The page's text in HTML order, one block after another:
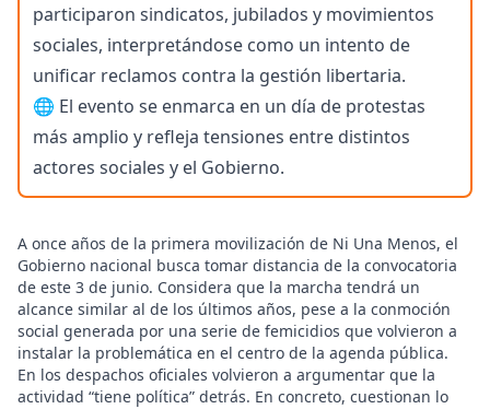
participaron sindicatos, jubilados y movimientos
sociales, interpretándose como un intento de
unificar reclamos contra la gestión libertaria.
🌐 El evento se enmarca en un día de protestas
más amplio y refleja tensiones entre distintos
actores sociales y el Gobierno.
A once años de la primera movilización de Ni Una Menos, el
Gobierno nacional busca tomar distancia de la convocatoria
de este 3 de junio. Considera que la marcha tendrá un
alcance similar al de los últimos años, pese a la conmoción
social generada por una serie de femicidios que volvieron a
instalar la problemática en el centro de la agenda pública.
En los despachos oficiales volvieron a argumentar que la
actividad “tiene política” detrás. En concreto, cuestionan lo